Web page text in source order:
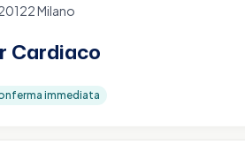
Milano
Cardiaco
immediata